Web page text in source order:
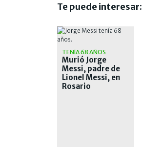
Te puede interesar:
TENÍA 68 AÑOS
Murió Jorge
Messi, padre de
Lionel Messi, en
Rosario